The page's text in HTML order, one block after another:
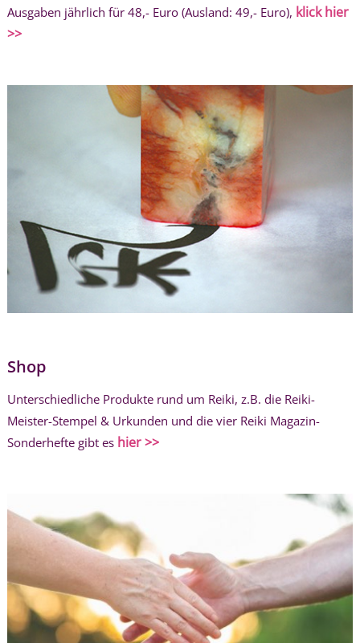
Ausgaben jährlich für 48,- Euro (Ausland: 49,- Euro), klick hier
>>
Shop
Unterschiedliche Produkte rund um Reiki, z.B. die Reiki-
Meister-Stempel & Urkunden und die vier Reiki Magazin-
Sonderhefte gibt es hier >>